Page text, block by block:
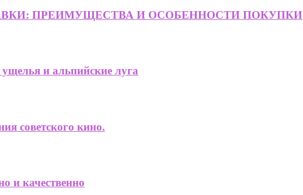
ПРЕИМУЩЕСТВА И ОСОБЕННОСТИ ПОКУПКИ
и альпийские луга
советского кино.
и качественно